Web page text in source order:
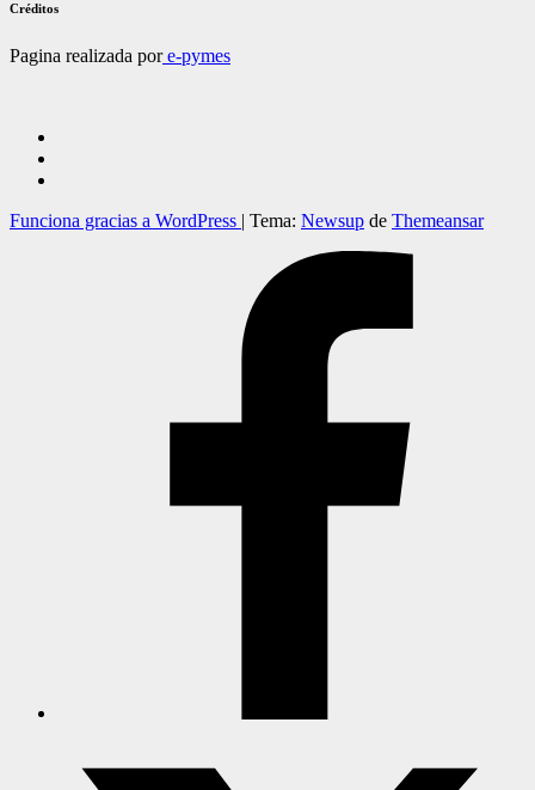
Créditos
Pagina realizada pore-pymes
Funciona gracias a WordPress | Tema: Newsup de Themeansar